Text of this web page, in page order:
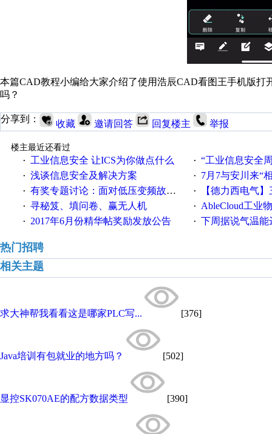
本篇CAD教程小编给大家介绍了使用浩辰CAD看图王手机版
吗？
分享到： 收藏 邀请回答 回复楼主 举报
楼主最近还看过
·
工业信息安全 让ICS为你做点什么 · “工业信息安全周之我见”
· 浅谈信息安全及解决方案 · 7月7与安川来“
· 有奖专题讨论：面对低压变频故障，老手是这样解决的！ · 【德力西电气】三
· 寻秘笈、填问卷、赢无人机 · AbleCloud工业物联
· 2017年6月份精华帖奖励发放公告 · 下周据说气温能
热门招聘
相关主题
求大神帮我看看这是哪家PLC写... [376]
Java培训有包就业的地方吗？ [502]
显控SK070AE的配方数据类型 [390]